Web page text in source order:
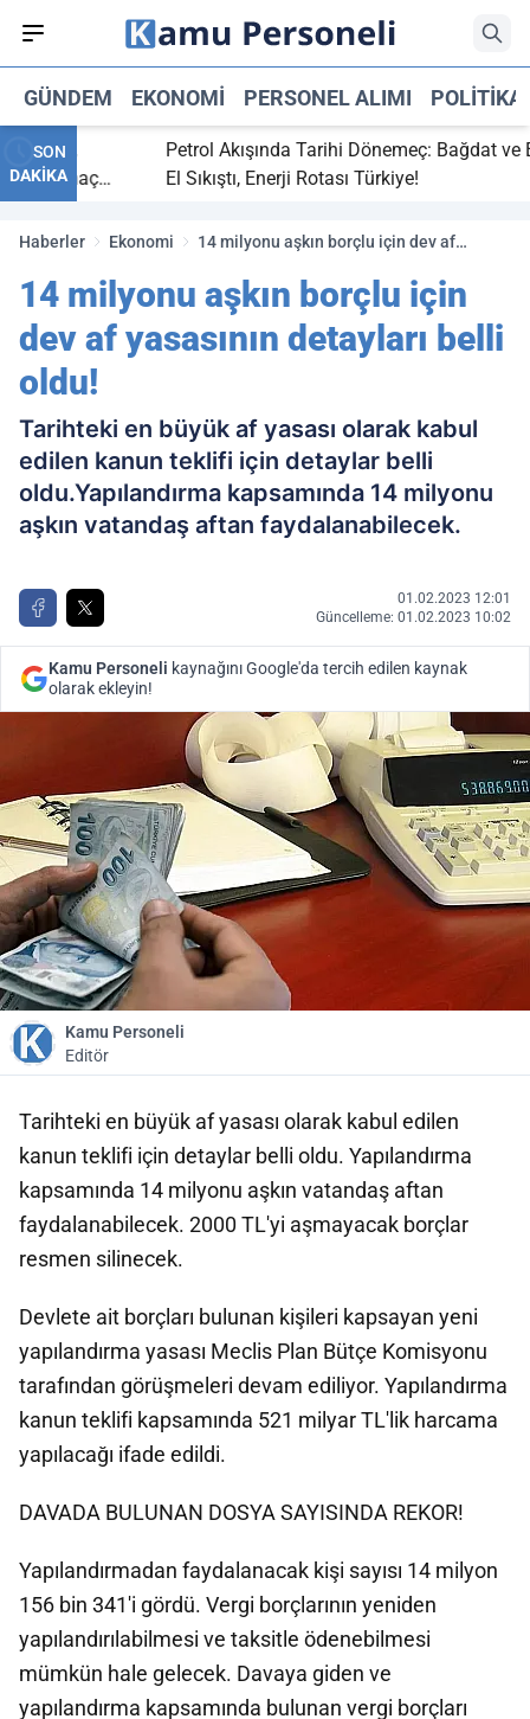
GÜNDEM EKONOMI PERSONEL ALIMI POLITIKA
SON
DAKİKA
bitti,
maç
Petrol Akışında Tarihi Dönemeç: Bağdat ve
El Sıkıştı, Enerji Rotası Türkiye!
Haberler Ekonomi
14 milyonu aşkın borçlu için dev af
14 milyonu aşkın borçlu için
dev af yasasının detayları belli
oldu!
Tarihteki en büyük af yasası olarak kabul
edilen kanun teklifi için detaylar belli
oldu.Yapılandırma kapsamında 14 milyonu
aşkın vatandaş aftan faydalanabilecek.
01.02.2023 12:01
Güncelleme: 01.02.2023 10:02
Kamu Personeli kaynağını Google'da tercih edilen kaynak
olarak ekleyin!
Kamu Personeli
Editör
Tarihteki en büyük af yasası olarak kabul edilen
kanun teklifi için detaylar belli oldu. Yapılandırma
kapsamında 14 milyonu aşkın vatandaş aftan
faydalanabilecek. 2000 TL'yi aşmayacak borçlar
resmen silinecek.
Devlete ait borçları bulunan kişileri kapsayan yeni
yapılandırma yasası Meclis Plan Bütçe Komisyonu
tarafından görüşmeleri devam ediliyor. Yapılandırma
kanun teklifi kapsamında 521 milyar TL'lik harcama
yapılacağı ifade edildi.
DAVADA BULUNAN DOSYA SAYISINDA REKOR!
Yapılandırmadan faydalanacak kişi sayısı 14 milyon
156 bin 341'i gördü. Vergi borçlarının yeniden
yapılandırılabilmesi ve taksitle ödenebilmesi
mümkün hale gelecek. Davaya giden ve
yapılandırma kapsamında bulunan vergi borçları